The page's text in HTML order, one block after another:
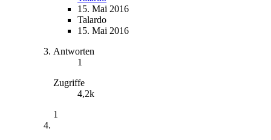
15. Mai 2016
Talardo
15. Mai 2016
Antworten
1
Zugriffe
4,2k
1